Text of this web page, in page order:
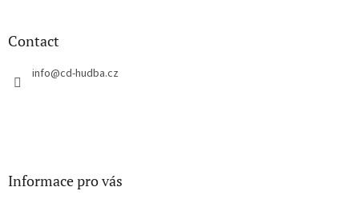
Contact
info@cd-hudba.cz
Informace pro vás